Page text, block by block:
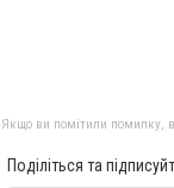
Якщо ви помітили помилку,
Поділіться та